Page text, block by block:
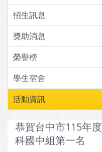
招生訊息
獎助消息
榮譽榜
學生宿舍
活動資訊
恭賀台中市115年
科國中組第一名